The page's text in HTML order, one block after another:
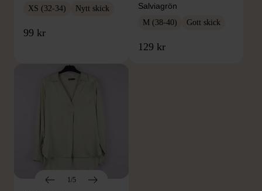
XS (32-34) Nytt skick
99 kr
Salviagrön
M (38-40) Gott skick
129 kr
1/5